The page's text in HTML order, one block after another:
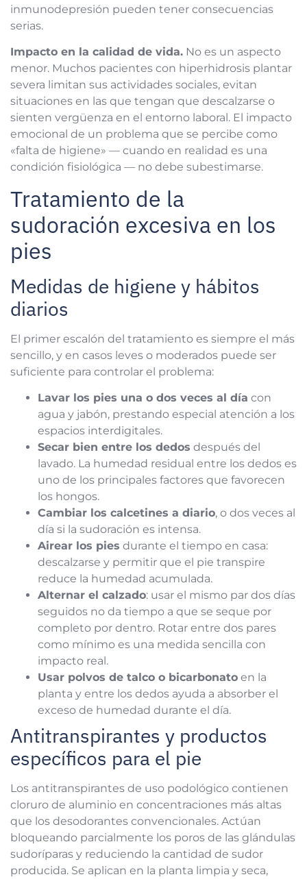
inmunodepresión pueden tener consecuencias
serias.
Impacto en la calidad de vida. No es un aspecto
menor. Muchos pacientes con hiperhidrosis plantar
severa limitan sus actividades sociales, evitan
situaciones en las que tengan que descalzarse o
sienten vergüenza en el entorno laboral. El impacto
emocional de un problema que se percibe como
«falta de higiene» — cuando en realidad es una
condición fisiológica — no debe subestimarse.
Tratamiento de la
sudoración excesiva en los
pies
Medidas de higiene y hábitos
diarios
El primer escalón del tratamiento es siempre el más
sencillo, y en casos leves o moderados puede ser
suficiente para controlar el problema:
Lavar los pies una o dos veces al día con
agua y jabón, prestando especial atención a los
espacios interdigitales.
Secar bien entre los dedos después del
lavado. La humedad residual entre los dedos es
uno de los principales factores que favorecen
los hongos.
Cambiar los calcetines a diario, o dos veces al
día si la sudoración es intensa.
Airear los pies durante el tiempo en casa:
descalzarse y permitir que el pie transpire
reduce la humedad acumulada.
Alternar el calzado: usar el mismo par dos días
seguidos no da tiempo a que se seque por
completo por dentro. Rotar entre dos pares
como mínimo es una medida sencilla con
impacto real.
Usar polvos de talco o bicarbonato en la
planta y entre los dedos ayuda a absorber el
exceso de humedad durante el día.
Antitranspirantes y productos
específicos para el pie
Los antitranspirantes de uso podológico contienen
cloruro de aluminio en concentraciones más altas
que los desodorantes convencionales. Actúan
bloqueando parcialmente los poros de las glándulas
sudoríparas y reduciendo la cantidad de sudor
producida. Se aplican en la planta limpia y seca,